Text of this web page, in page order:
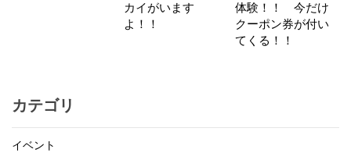
カイがいます
よ！！
体験！！ 今だけ
クーポン券が付い
てくる！！
カテゴリ
イベント